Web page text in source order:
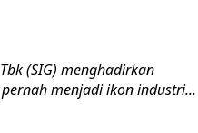
(SIG) menghadirkan
menjadi ikon industri...